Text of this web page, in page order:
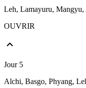
Leh, Lamayuru,
OUVRIR
Jour 5
Alchi, Basgo, Phyang,